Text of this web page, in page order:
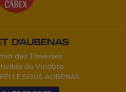
D'AUBENAS
des Traverses
du Vinobre
SOUS AUBENAS